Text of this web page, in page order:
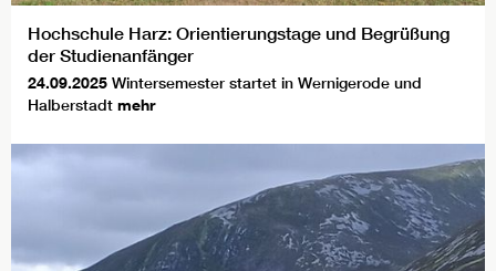
Hochschule Harz: Orientierungstage und Begrüßung
der Studienanfänger
24.09.2025 Wintersemester startet in Wernigerode und
Halberstadt mehr